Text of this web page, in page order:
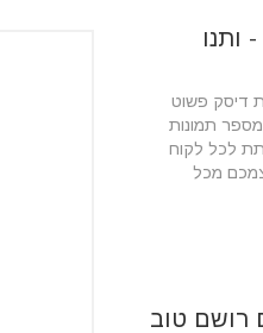
ותנו
דיסק פשוט
תמונות
כאלו לתת לכל לקוח
מכל
רושם טוב